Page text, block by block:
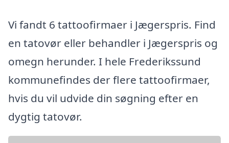
Vi fandt 6 tattoofirmaer i Jægerspris. Find
en tatovør eller behandler i Jægerspris og
omegn herunder. I hele Frederikssund
kommunefindes der flere tattoofirmaer,
hvis du vil udvide din søgning efter en
dygtig tatovør.